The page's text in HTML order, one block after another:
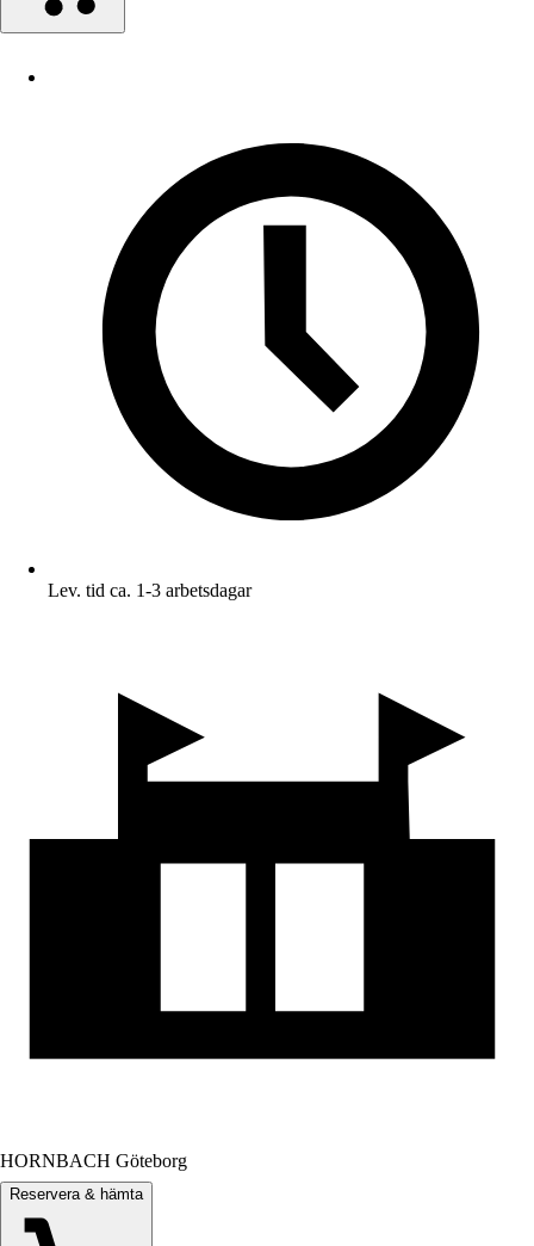
Lev. tid ca. 1-3 arbetsdagar
HORNBACH Göteborg
Reservera & hämta